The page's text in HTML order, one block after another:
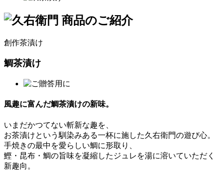
創作茶漬け
鯛茶漬け
風趣に富んだ鯛茶漬けの新味。
いまだかつてない斬新な趣を、
お茶漬けという馴染みある一杯に施した久右衛門の遊び心。
手焼きの最中を愛らしい鯛に形取り、
鰹・昆布・鯛の旨味を凝縮したジュレを湯に溶いていただく
新趣向。